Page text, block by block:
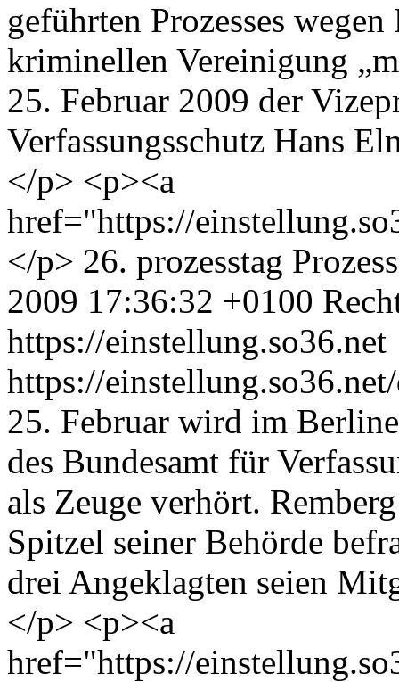
geführten Prozesses
kriminellen Vereinigung
25. Februar 2009 der
Verfassungsschutz Hans
</p> <p><a
href="https://
</p> 26. prozesstag Prozess
2009 17:36:32 +0100
https://einstellung.so36.net
https://
25. Februar wird im
des Bundesamt für
als Zeuge verhört.
Spitzel seiner Behörde
drei Angeklagten seien
</p> <p><a
href="https://